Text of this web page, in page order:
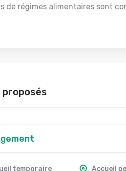
de régimes alimentaires sont
temporaire Accueil